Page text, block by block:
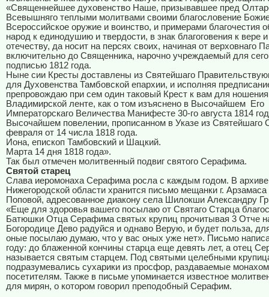
«Священнейшее духовенство Наше, призывавшее пред
Всевышняго теплыми молитвами своими благословение
Всероссийское оружие и воинство, и примерами благочестия
народ к единодушию и твердости, в знак благоговения к вере
отечеству, да носит на персях своих, начиная от верховнаго
включительно до Священника, нарочно учреждаемый для
подписью 1812 года.
Ныне сии Кресты доставлены из Святейшаго
для Духовенства Тамбовской епархии, и исполняя
препровождаю при сем один таковый Крест к вам для
Владимирской ленте, как о том изъяснено в Высочайшем Его
Императорскаго Величества Манифесте 30-го августа 1814
Высочайшем повелении, прописанном в Указе из Святейшаго
февраля от 14 числа 1818 года.
Иона, епископ Тамбовский и Шацкий.
Марта 14 дня 1818 года».
Так был отмечен молитвенный подвиг святого Серафима.
Святой старец
Слава иеромонаха Серафима росла с каждым годом. В архиве
Нижегородской области хранится письмо мещанки г.
Поповой, адресованное диакону села Шилокши Александру
«Еще для здоровья вашего посылаю от Святаго Старца
Батюшки Отца Серафима святых крупиц прочитывая 3 Отче
Богородице Дево радуйся и однаво Верую, и будет польза,
оные посылаю думаю, что у вас оных уже нет». Письмо
году: до блаженной кончины старца еще девять лет, а отец
называется святым старцем. Под святыми целебными
подразумевались сухарики из просфор, раздаваемые
посетителям. Также в письме упоминается известное
для мирян, о котором говорил преподобный Серафим.